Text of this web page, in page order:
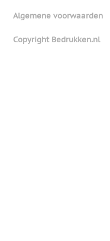
Algemene voorwaarden
Copyright Bedrukken.nl